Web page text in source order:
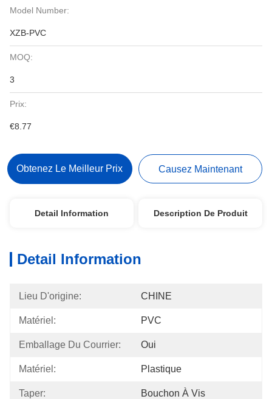
Model Number:
XZB-PVC
MOQ:
3
Prix:
€8.77
Obtenez Le Meilleur Prix Causez Maintenant
Detail Information Description De Produit
Detail Information
Lieu D'origine: CHINE
Matériel: PVC
Emballage Du Courrier: Oui
Matériel: Plastique
Taper: Bouchon À Vis